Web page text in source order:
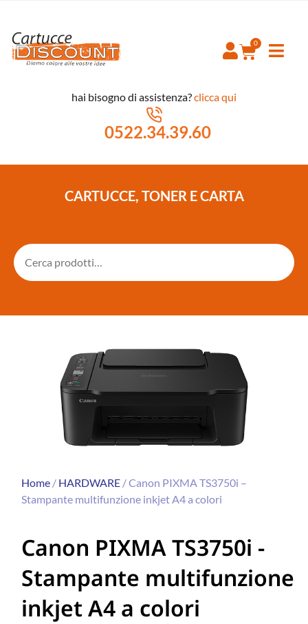
hai bisogno di assistenza?clicca qui
0522.34.39.60
CARTUCCE, TONER E CARTA
Home / HARDWARE / Canon PIXMA TS3750i –
Stampante multifunzione inkjet A4 a colori
Canon PIXMA TS3750i -
Stampante multifunzione
inkjet A4 a colori